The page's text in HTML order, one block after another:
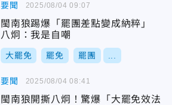
要聞
閩南狼踢爆「罷團差點變成納粹」
八炯：我是自嘲
大罷免 罷免 罷團
2025/08/04 09:07
要聞
閩南狼開撕八炯！驚爆「大罷免效法
2025/08/04 08:41